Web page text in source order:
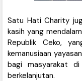
Satu Hati Charity
kasih yang
Republik Ceko,
kemanusiaan
bagi masyarakat
berkelanjutan.